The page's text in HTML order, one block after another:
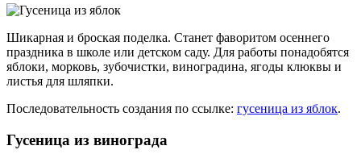
Шикарная и броская поделка. Станет фаворитом осеннего
праздника в школе или детском саду. Для работы понадобятся
яблоки, морковь, зубочистки, виноградина, ягоды клюквы и
листья для шляпки.
Последовательность создания по ссылке: гусеница из яблок.
Гусеница из винограда